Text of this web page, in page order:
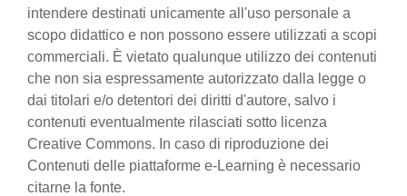
intendere destinati unicamente all'uso personale a
scopo didattico e non possono essere utilizzati a scopi
commerciali. È vietato qualunque utilizzo dei contenuti
che non sia espressamente autorizzato dalla legge o
dai titolari e/o detentori dei diritti d'autore, salvo i
contenuti eventualmente rilasciati sotto licenza
Creative Commons. In caso di riproduzione dei
Contenuti delle piattaforme e-Learning è necessario
citarne la fonte.